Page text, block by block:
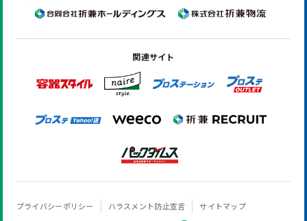
関連サイト
プライバシーポリシー ハラスメント防止宣言 サイトマップ